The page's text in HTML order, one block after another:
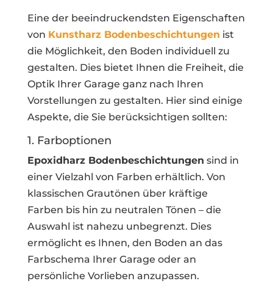
Eine der beeindruckendsten Eigenschaften
von Kunstharz Bodenbeschichtungen ist
die Möglichkeit, den Boden individuell zu
gestalten. Dies bietet Ihnen die Freiheit, die
Optik Ihrer Garage ganz nach Ihren
Vorstellungen zu gestalten. Hier sind einige
Aspekte, die Sie berücksichtigen sollten:
1. Farboptionen
Epoxidharz Bodenbeschichtungen sind in
einer Vielzahl von Farben erhältlich. Von
klassischen Grautönen über kräftige
Farben bis hin zu neutralen Tönen – die
Auswahl ist nahezu unbegrenzt. Dies
ermöglicht es Ihnen, den Boden an das
Farbschema Ihrer Garage oder an
persönliche Vorlieben anzupassen.